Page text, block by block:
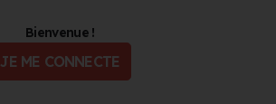
Bienvenue !
JE ME CONNECTE